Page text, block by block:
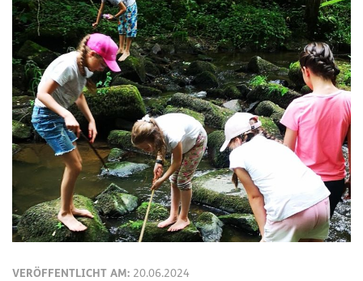
VERÖFFENTLICHT AM: 20.06.2024